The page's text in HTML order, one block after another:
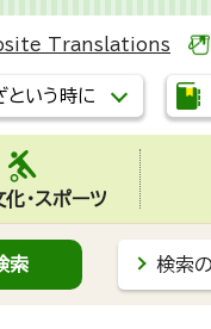
Translations
という時に
化・スポーツ
検索